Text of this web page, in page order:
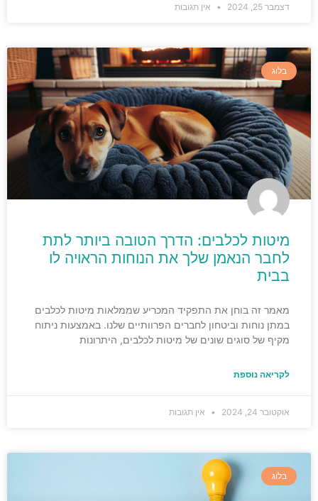
דצמבר 25, 2024 אין תגובות
בלוג
מיטות לכלבים: הדרך הטובה ביותר לתת
לחבר הנאמן שלך את הנוחות הראויה לו
בבית
מאמר זה בוחן את התפקיד המכריע שממלאות מיטות לכלבים
במתן נוחות וביטחון לחברים הפרוותיים שלנו. באמצעות ניתוח
מקיף של סוגים שונים של מיטות לכלבים, היתרונות
לקריאה נוספת
אוקטובר 24, 2024 אין תגובות
בלוג